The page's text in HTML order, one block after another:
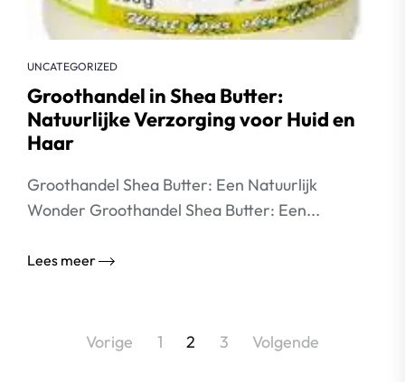
UNCATEGORIZED
Groothandel in Shea Butter:
Natuurlijke Verzorging voor Huid en
Haar
Groothandel Shea Butter: Een Natuurlijk
Wonder Groothandel Shea Butter: Een...
Lees meer
Berichtnavigatie
Vorige 1 2 3 Volgende